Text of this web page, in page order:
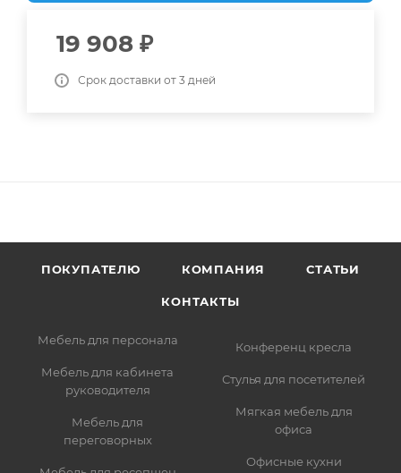
19 908 ₽
Срок доставки от 3 дней
ПОКУПАТЕЛЮ КОМПАНИЯ СТАТЬИ
КОНТАКТЫ
Мебель для персонала
Мебель для кабинета
руководителя
Мебель для
переговорных
Конференц кресла
Стулья для посетителей
Мягкая мебель для
офиса
Офисные кухни